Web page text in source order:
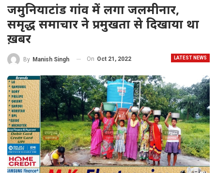
जमुनियाटांड गांव में लगा जलमीनार,
समृद्ध समाचार ने प्रमुखता से दिखाया था
ख़बर
LATEST NEWS
By Manish Singh On Oct 21, 2022